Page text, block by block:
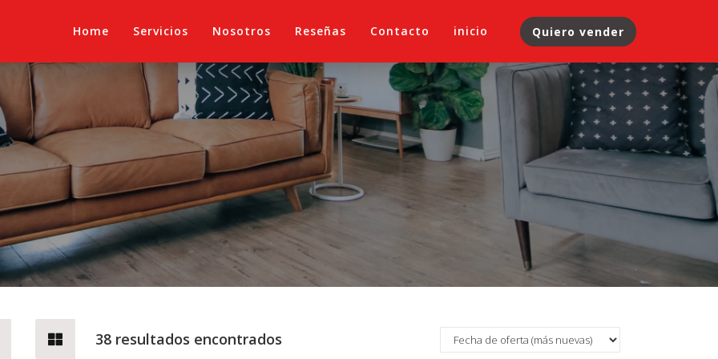
Home Servicios Nosotros Reseñas Contacto inicio Quiero vender
38 resultados encontrados